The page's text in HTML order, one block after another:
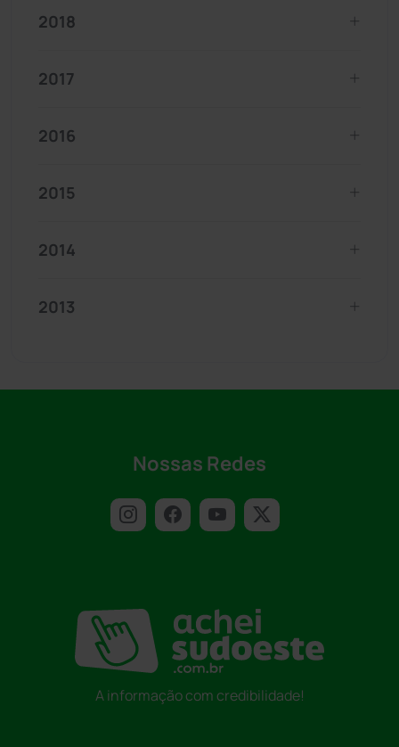
2018
2017
2016
2015
2014
2013
Nossas Redes
A informação com credibilidade!